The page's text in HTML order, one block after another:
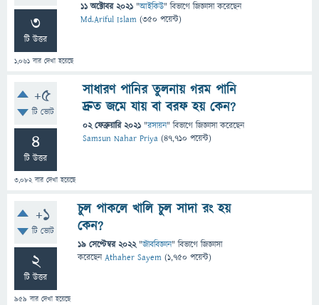
3
টি উত্তর
1,061 বার দেখা হয়েছে
11 অক্টোবর 2021 "আইকিউ" বিভাগে জিজ্ঞাসাকরেছেন
Md.Ariful Islam (350 পয়েন্ট)
+5
টি ভোট
4
টি উত্তর
3,082বার দেখা হয়েছে
সাধারণ পানির তুলনায় গরম পানি
দ্রুত জমে যায় বা বরফ হয় কেন?
02 ফেব্রুয়ারি 2021 "রসায়ন" বিভাগে জিজ্ঞাসাকরেছেন
Samsun Nahar Priya (47,710 পয়েন্ট)
+1
টি ভোট
2
টি উত্তর
959 বার দেখা হয়েছে
চুল পাকলে খালি চুল সাদা রং হয়
কেন?
19 সেপ্টেম্বর 2022 "জীববিজ্ঞান" বিভাগে জিজ্ঞাসা
করেছেনAthaher Sayem (1,750 পয়েন্ট)